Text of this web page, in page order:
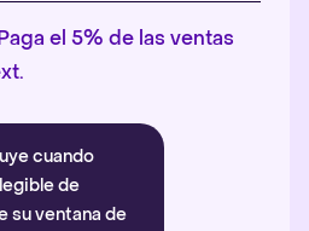
el 5% de las ventas
cuando
de
su ventana de